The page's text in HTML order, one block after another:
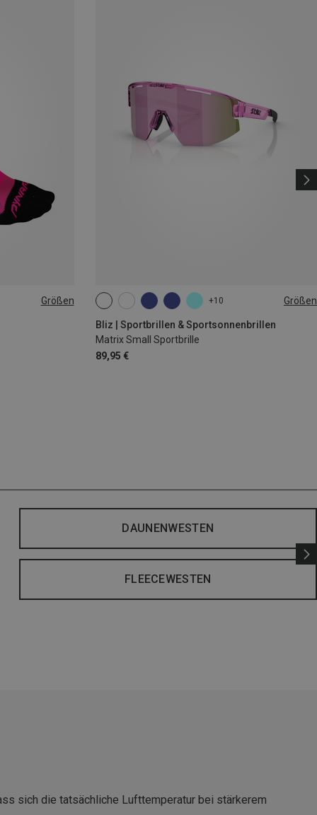
Größen +10 Größen
Bliz | Sportbrillen & Sportsonnenbrillen
Matrix Small Sportbrille
89,95 €
ONE SIZE
DAUNENWESTEN
FLEECEWESTEN
sich die tatsächliche Lufttemperatur bei stärkerem